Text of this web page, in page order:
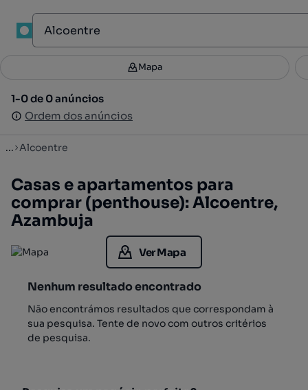
Filtros 2
1-0 de 0 anúncios
Ordem dos anúncios
Mapa
1-0 de 0 anúncios
Ordem dos anúncios
... Alcoentre
Casas e apartamentos para
comprar (penthouse): Alcoentre,
Azambuja
Ver Mapa
Nenhum resultado encontrado
Não encontrámos resultados que correspondam à
sua pesquisa. Tente de novo com outros critérios
de pesquisa.